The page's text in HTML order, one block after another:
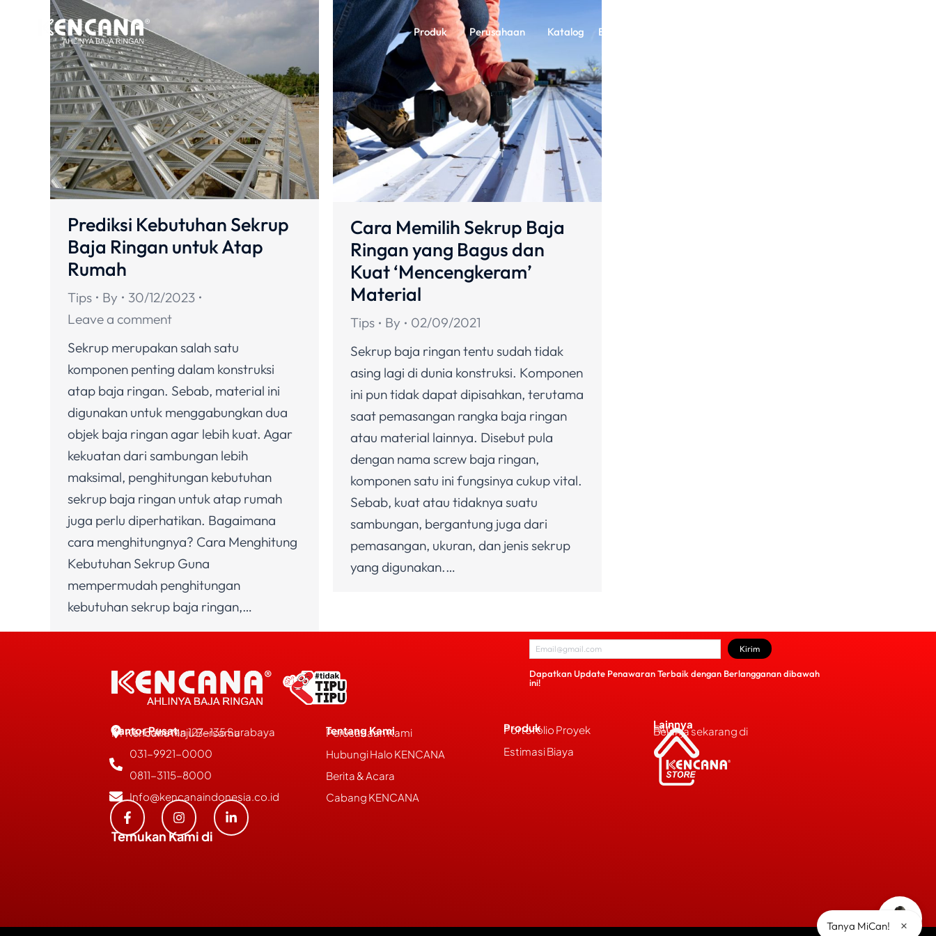
Produk Perusahaan Katalog Berita
Prediksi Kebutuhan Sekrup
Baja Ringan untuk Atap
Rumah
Tips By
30/12/2023
Leave a comment
Sekrup merupakan salah satu
komponen penting dalam konstruksi
atap baja ringan. Sebab, material ini
digunakan untuk menggabungkan dua
objek baja ringan agar lebih kuat. Agar
kekuatan dari sambungan lebih
maksimal, penghitungan kebutuhan
sekrup baja ringan untuk atap rumah
juga perlu diperhatikan. Bagaimana
cara menghitungnya? Cara Menghitung
Kebutuhan Sekrup Guna
mempermudah penghitungan
kebutuhan sekrup baja ringan,…
Cara Memilih Sekrup Baja
Ringan yang Bagus dan
Kuat ‘Mencengkeram’
Material
Tips By
02/09/2021
Sekrup baja ringan tentu sudah tidak
asing lagi di dunia konstruksi. Komponen
ini pun tidak dapat dipisahkan, terutama
saat pemasangan rangka baja ringan
atau material lainnya. Disebut pula
dengan nama screw baja ringan,
komponen satu ini fungsinya cukup vital.
Sebab, kuat atau tidaknya suatu
sambungan, bergantung juga dari
pemasangan, ukuran, dan jenis sekrup
yang digunakan.…
Dapatkan Update Penawaran Terbaik dengan Berlangganan dibawah
ini!
Kirim
Kantor Pusat
PT Kencana Maju Bersama
JL. Bubutan 127-135 Surabaya
031-9921-0000
0811-3115-8000
Info@kencanaindonesia.co.id
Temukan Kami di
Tentang Kami
Perusahaan Kami
Hubungi Halo KENCANA
Berita & Acara
Cabang KENCANA
Produk
Portofolio Proyek
Estimasi Biaya
Lainnya
FAQs
Belanja sekarang di
Tanya MiCan! ×